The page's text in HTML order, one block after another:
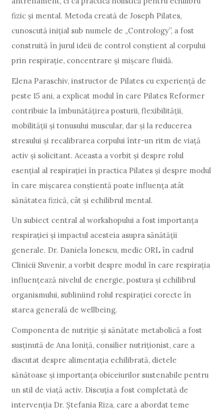
fizic și mental. Metoda creată de Joseph Pilates,
cunoscută inițial sub numele de „Contrology”, a fost
construită în jurul ideii de control conștient al corpului
prin respirație, concentrare și mișcare fluidă.
Elena Paraschiv, instructor de Pilates cu experiență de
peste 15 ani, a explicat modul în care Pilates Reformer
contribuie la îmbunătățirea posturii, flexibilității,
mobilității și tonusului muscular, dar și la reducerea
stresului și recalibrarea corpului într-un ritm de viață
activ și solicitant. Aceasta a vorbit și despre rolul
esențial al respirației în practica Pilates și despre modul
în care mișcarea conștientă poate influența atât
sănătatea fizică, cât și echilibrul mental.
Un subiect central al workshopului a fost importanța
respirației și impactul acesteia asupra sănătății
generale. Dr. Daniela Ionescu, medic ORL în cadrul
Clinicii Suvenir, a vorbit despre modul în care respirația
influențează nivelul de energie, postura și echilibrul
organismului, subliniind rolul respirației corecte în
starea generală de wellbeing.
Componenta de nutriție și sănătate metabolică a fost
susținută de Ana Ioniță, consilier nutriționist, care a
discutat despre alimentația echilibrată, dietele
sănătoase și importanța obiceiurilor sustenabile pentru
un stil de viață activ. Discuția a fost completată de
intervenția Dr. Ștefania Riza, care a abordat teme